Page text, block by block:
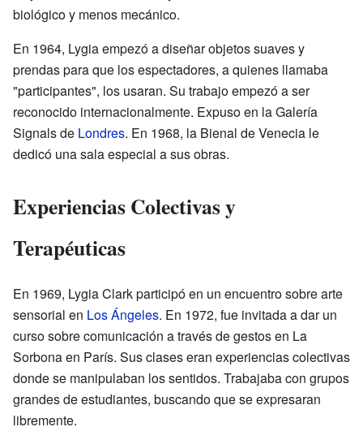
biológico y menos mecánico.
En 1964, Lygia empezó a diseñar objetos suaves y
prendas para que los espectadores, a quienes llamaba
"participantes", los usaran. Su trabajo empezó a ser
reconocido internacionalmente. Expuso en la Galería
Signals de Londres. En 1968, la Bienal de Venecia le
dedicó una sala especial a sus obras.
Experiencias Colectivas y
Terapéuticas
En 1969, Lygia Clark participó en un encuentro sobre arte
sensorial en Los Ángeles. En 1972, fue invitada a dar un
curso sobre comunicación a través de gestos en La
Sorbona en París. Sus clases eran experiencias colectivas
donde se manipulaban los sentidos. Trabajaba con grupos
grandes de estudiantes, buscando que se expresaran
libremente.